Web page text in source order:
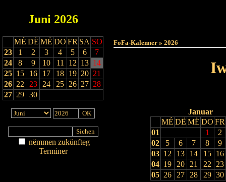
Juni 2026
MÉ DË MË DO FR SA SO
23
1 2 3 4 5 6
7
24
8 9 10 11 12 13 14
25 15 16 17 18 19 20 21
26 22 23 24 25 26 27 28
27 29 30
nëmmen zukünfteg
Terminer
FoFa-Kalenner » 2026
Januar
MÉ DË MË DO FR
01
1
2
02
5 6 7 8
9
03 12 13 14 15
16
04 19 20 21 22
23
05 26 27 28 29 30